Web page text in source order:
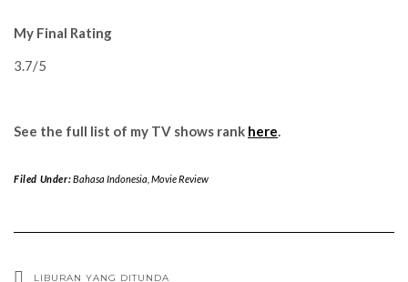
My Final Rating
3.7/5
See the full list of my TV shows rank here.
Filed Under:Bahasa Indonesia Movie Review
LIBURAN YANG DITUNDA